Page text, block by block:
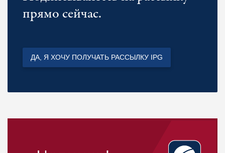
прямо сейчас.
ДА, Я ХОЧУ ПОЛУЧАТЬ РАССЫЛКУ IPG